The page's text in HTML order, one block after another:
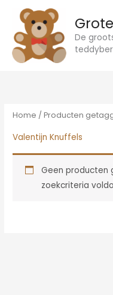
inhoud
De
Home / Producten
Valentijn Knuffels
Geen producten
zoekcriteria